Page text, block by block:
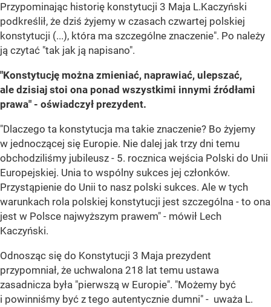
Przypominając historię konstytucji 3 Maja L.Kaczyński
podkreślił, że dziś żyjemy w czasach czwartej polskiej
konstytucji (...), która ma szczególne znaczenie". Po należy
ją czytać "tak jak ją napisano".
"Konstytucję można zmieniać, naprawiać, ulepszać,
ale dzisiaj stoi ona ponad wszystkimi innymi źródłami
prawa" - oświadczył prezydent.
"Dlaczego ta konstytucja ma takie znaczenie? Bo żyjemy
w jednoczącej się Europie. Nie dalej jak trzy dni temu
obchodziliśmy jubileusz - 5. rocznica wejścia Polski do Unii
Europejskiej. Unia to wspólny sukces jej członków.
Przystąpienie do Unii to nasz polski sukces. Ale w tych
warunkach rola polskiej konstytucji jest szczególna - to ona
jest w Polsce najwyższym prawem" - mówił Lech
Kaczyński.
Odnosząc się do Konstytucji 3 Maja prezydent
przypomniał, że uchwalona 218 lat temu ustawa
zasadnicza była "pierwszą w Europie". "Możemy być
i powinniśmy być z tego autentycznie dumni" - uważa L.